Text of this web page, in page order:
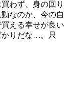
わず、身の回り
なのか、今の自
える幸せが良い
りだな…。只